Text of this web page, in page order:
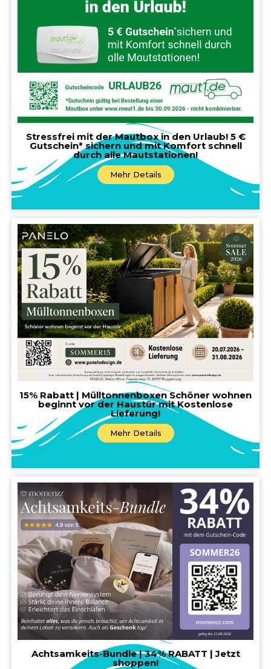
Stressfrei mit der Mautbox in den Urlaub! 5 €
Gutschein* sichern und mit Komfort schnell
durch alle Mautstationen!
Mehr Details
15% Rabatt | Mülltonnenboxen Schöner wohnen
beginnt vor der Haustür mit Kostenlose
Lieferung!
Mehr Details
Achtsamkeits-Bundle | 34% RABATT | Jetzt
shoppen!